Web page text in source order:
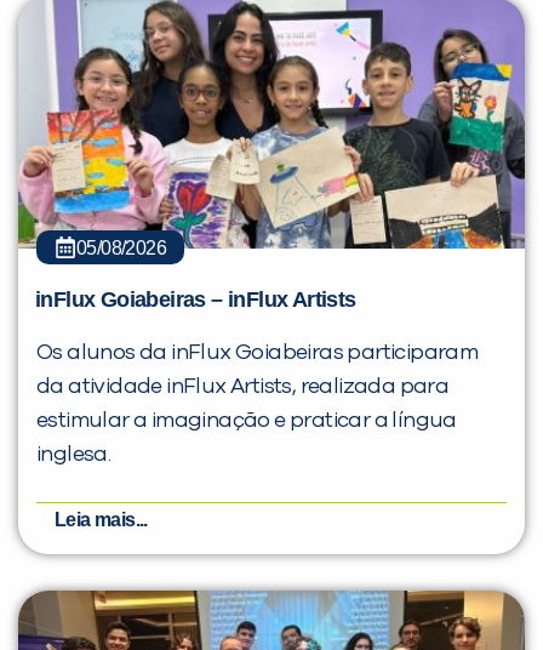
05/08/2026
inFlux Goiabeiras – inFlux Artists
Os alunos da inFlux Goiabeiras participaram
da atividade inFlux Artists, realizada para
estimular a imaginação e praticar a língua
inglesa.
Leia mais...